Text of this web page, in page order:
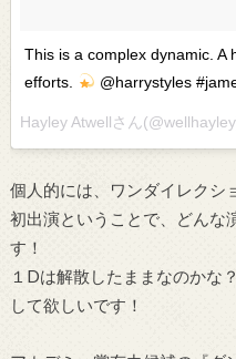
This is a complex dynamic. A
efforts.
@harrystyles
Hayley Atwellさん
個人的には、ワンダイレクシ
初出演ということで、どんな
す！
１Dは解散したままなのかな
して欲しいです！